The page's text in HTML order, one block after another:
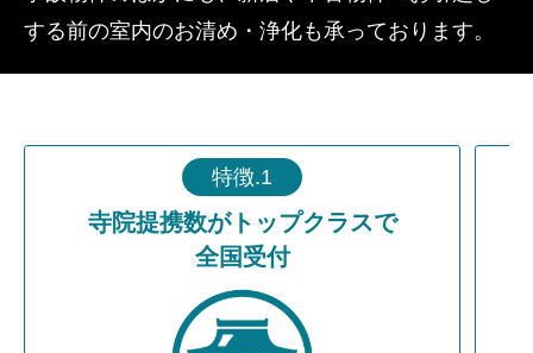
する前の室内のお清め・浄化も承っております。
特徴.1
寺院提携数がトップクラスで
全国受付